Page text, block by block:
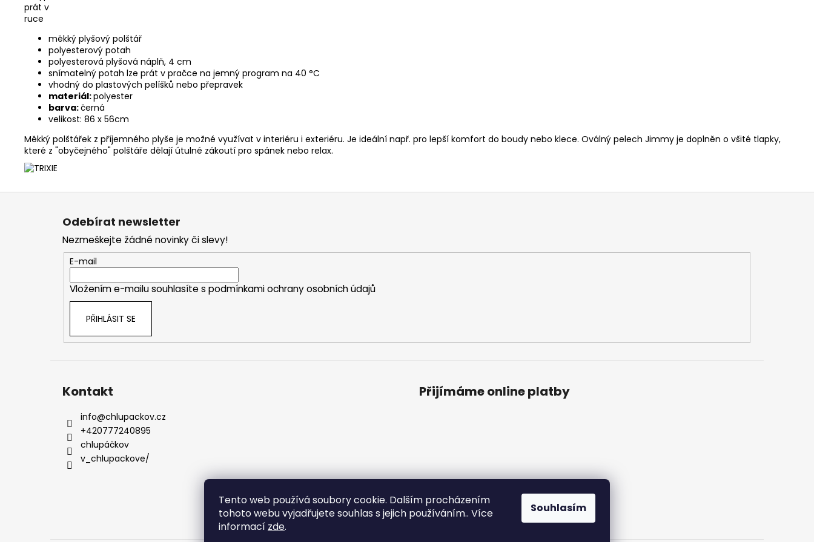
Tento web používá soubory cookie. Dalším procházením
tohoto webu vyjadřujete souhlas s jejich používáním.. Více
informací zde.
Souhlasím
měkký plyšový polštář
polyesterový potah
polyesterová plyšová náplň, 4 cm
snímatelný potah lze prát v pračce na jemný program na 40 °C
vhodný do plastových pelíšků nebo přepravek
materiál:polyester
barva:černá
velikost: 86 x 56cm
Měkký polštářek z příjemného plyše je možné využívat v interiéru i exteriéru. Je ideální např. pro lepší komfort do boudy nebo klece. Oválný pelech Jimmy je doplněn o všité tlapky,
které z "obyčejného" polštáře dělají útulné zákoutí pro spánek nebo relax.
Z
Odebírat newsletter
Nezmeškejte žádné novinky či slevy!
E-mail
Vložením e-mailu souhlasíte s podmínkami ochrany osobních údajů
PŘIHLÁSIT SE
Kontakt
info@chlupackov.cz
+420777240895
chlupáčkov
v_chlupackove/
Přijímáme online platby